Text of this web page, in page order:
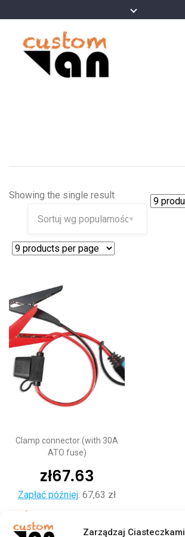
Zarządzaj Ciasteczkami
Showing the single result
Clamp connector (with 30A
ATO fuse)
zł67.63
Zapłać później: 67,63 zł